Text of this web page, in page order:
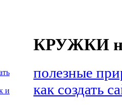
и
КРУЖКИ
полезные
как создать